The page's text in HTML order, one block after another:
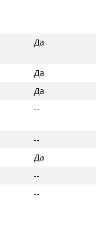
Да
Да
Да
--
--
Да
--
--